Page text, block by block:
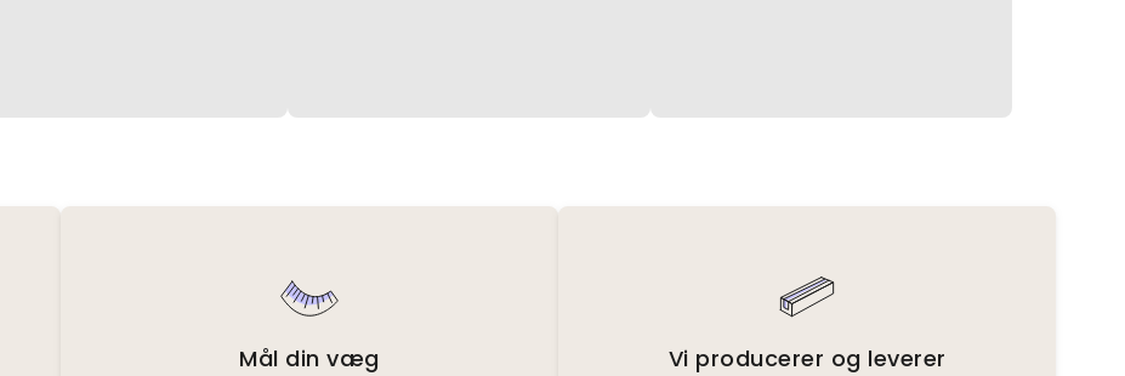
Mål din væg Vi producerer og leverer